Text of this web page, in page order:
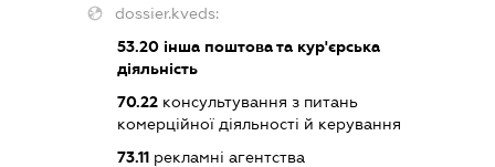
dossier.kveds:
53.20 інша поштова та кур'єрська
діяльність
70.22 консультування з питань
комерційної діяльності й керування
73.11 рекламні агентства